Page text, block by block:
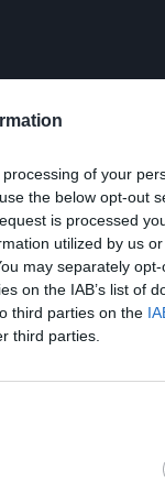
of your
the below opt-out
is processed
utilized by us
may separately
on the IAB’s list of
third parties on the
third parties.
10
γούστο μου και
ήθελα
και πώς